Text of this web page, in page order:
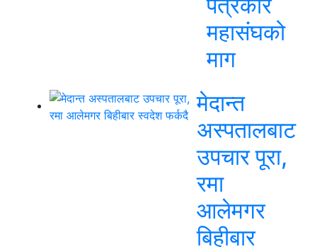
महासंघको
माग
मेदान्त
अस्पतालबाट
उपचार पूरा,
रमा
आलेमगर
बिहीबार